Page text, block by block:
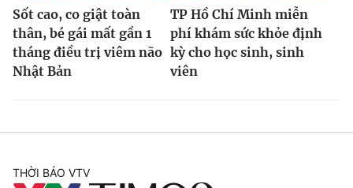
Sốt cao, co giật toàn
thân, bé gái mất gần 1
tháng điều trị viêm não
Nhật Bản
TP Hồ Chí Minh miễn
phí khám sức khỏe định
kỳ cho học sinh, sinh
viên
THỜI BÁO VTV